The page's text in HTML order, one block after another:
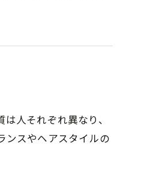
人それぞれ異なり、
ンスやヘアスタイルの